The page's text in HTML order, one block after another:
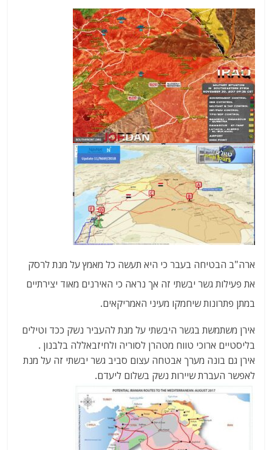
ארה"ב הבטיחה בעבר כי היא תעשה כל מאמץ על מנת לרסק
את פעילות גשר יבשתי זה אך נראה כי האירנים מאוד יצירתיים
במתן פתרונות שיחמקו מעיני האמריקאים.
אירן משתמשת בגשר היבשתי על מנת להעביר נשק ככד וטילים
בליסטיים ארוכי טווח מטהרן לסוריה ולחיזבאללה בלבנון .
אירן גם בונה מערך אבטחה עצום סביב גשר יבשתי זה על מנת
לאפשר העברת שיירות נשק בשלום ליעדם.